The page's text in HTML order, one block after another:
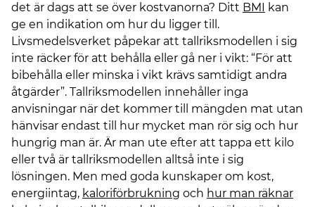
det är dags att se över kostvanorna? Ditt BMI kan
ge en indikation om hur du ligger till.
Livsmedelsverket påpekar att tallriksmodellen i sig
inte räcker för att behålla eller gå ner i vikt: “För att
bibehålla eller minska i vikt krävs samtidigt andra
åtgärder”. Tallriksmodellen innehåller inga
anvisningar när det kommer till mängden mat utan
hänvisar endast till hur mycket man rör sig och hur
hungrig man är. Är man ute efter att tappa ett kilo
eller två är tallriksmodellen alltså inte i sig
lösningen. Men med goda kunskaper om kost,
energiintag, kaloriförbrukning och hur man räknar